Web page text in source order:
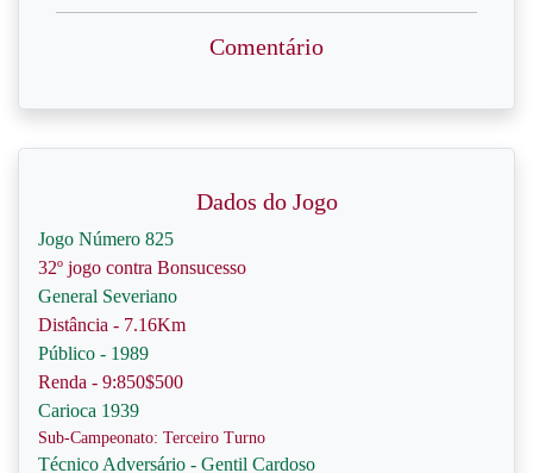
Comentário
Dados do Jogo
Jogo Número 825
32º jogo contra Bonsucesso
General Severiano
Distância - 7.16Km
Público - 1989
Renda - 9:850$500
Carioca 1939
Sub-Campeonato: Terceiro Turno
Técnico Adversário - Gentil Cardoso